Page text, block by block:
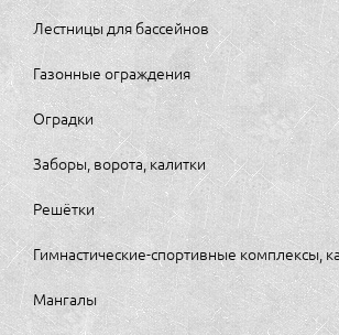
Лестницы для бассейнов
Газонные ограждения
Оградки
Заборы, ворота, калитки
Решётки
Гимнастические-спортивные комплексы,
Мангалы